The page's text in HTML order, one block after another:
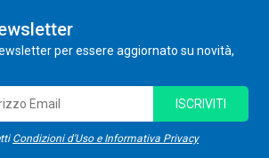
per essere aggiornato su novità,
Condizioni d'Uso e Informativa Privacy
ISCRIVITI